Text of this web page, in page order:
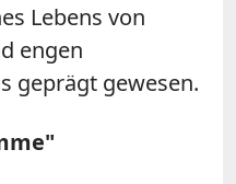
Lebens von
engen
geprägt gewesen.